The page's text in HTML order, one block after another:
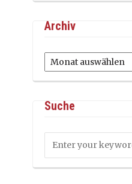
Archiv
Archiv
Suche